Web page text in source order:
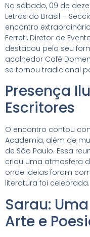
No sábado, 09 de
Letras do Brasil –
encontro
Ferreti, Diretor de
destacou pelo seu
acolhedor Café
se tornou tradicional
Presença
Escritores
O encontro contou
Academia, além de
de São Paulo. Essa
criou uma atmosfera
onde ideias foram
literatura foi celebrada.
Sarau:
Arte e